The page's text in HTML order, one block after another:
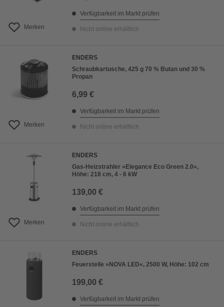
Merken
Verfügbarkeit im Markt prüfen
Nicht online erhältlich
Merken
ENDERS
Schraubkartusche, 425 g 70 % Butan und 30 %
Propan
6,99 €
Verfügbarkeit im Markt prüfen
Nicht online erhältlich
Merken
ENDERS
Gas-Heizstrahler »Elegance Eco Green 2.0«,
Höhe: 218 cm, 4 - 6 kW
139,00 €
Verfügbarkeit im Markt prüfen
Nicht online erhältlich
ENDERS
Feuerstelle »NOVA LED«, 2500 W, Höhe: 102 cm
199,00 €
Verfügbarkeit im Markt prüfen